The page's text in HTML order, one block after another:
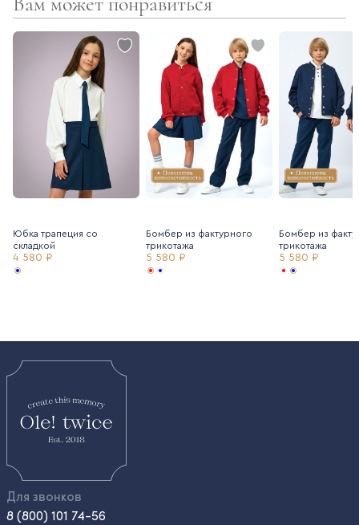
Юбка трапеция со
складкой
4 580 ₽
Бомбер из фактурного
трикотажа
5 580 ₽
Бомбер из
трикотажа
5 580 ₽
Для звонков
8 (800) 101 74-56